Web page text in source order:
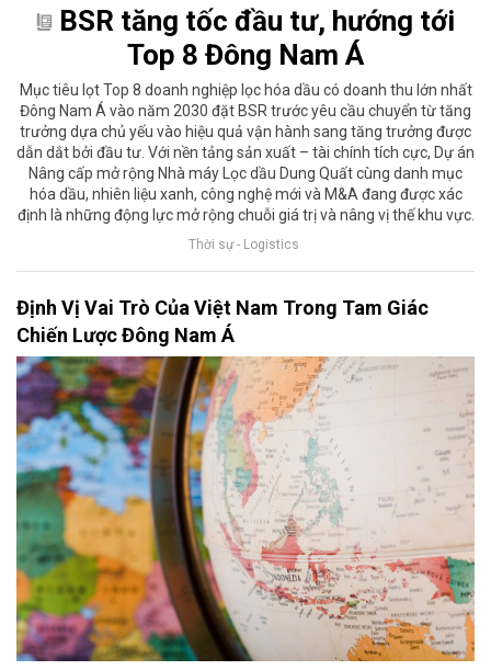
BSR tăng tốc đầu tư, hướng tới
Top 8 Đông Nam Á
Mục tiêu lọt Top 8 doanh nghiệp lọc hóa dầu có doanh thu lớn nhất
Đông Nam Á vào năm 2030 đặt BSR trước yêu cầu chuyển từ tăng
trưởng dựa chủ yếu vào hiệu quả vận hành sang tăng trưởng được
dẫn dắt bởi đầu tư. Với nền tảng sản xuất – tài chính tích cực, Dự án
Nâng cấp mở rộng Nhà máy Lọc dầu Dung Quất cùng danh mục
hóa dầu, nhiên liệu xanh, công nghệ mới và M&A đang được xác
định là những động lực mở rộng chuỗi giá trị và nâng vị thế khu vực.
Thời sự - Logistics
Định Vị Vai Trò Của Việt Nam Trong Tam Giác
Chiến Lược Đông Nam Á